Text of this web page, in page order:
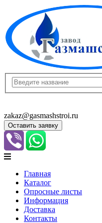
zakaz@gasmashstroi.ru
Оставить заявку
Главная
Каталог
Опросные листы
Информация
Доставка
Контакты